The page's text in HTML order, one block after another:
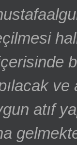
ve
atıf